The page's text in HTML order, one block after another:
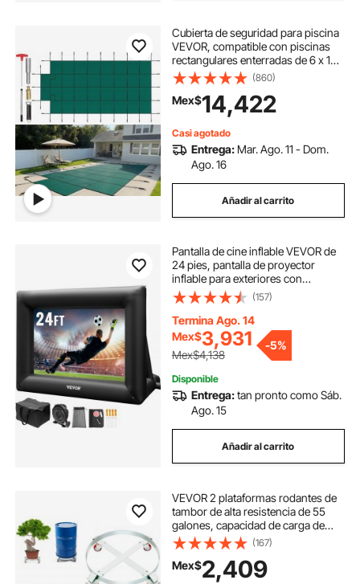
Cubierta de seguridad para piscina
VEVOR, compatible con piscinas
rectangulares enterradas de 6 x 12
m, con escalón central de 1,2 x 3 m,
malla sólida con orificios de
drenaje, cubierta de seguridad para
el invierno, color verde.
(860)
Mex$14,422
Casi agotado
Entrega: Mar. Ago. 11 - Dom.
Ago. 16
Añadir al carrito
Pantalla de cine inflable VEVOR de
24 pies, pantalla de proyector
inflable para exteriores con
soplador de aire de 360 W, pantalla
inflable de tela Oxford, pantalla
inflable para películas al aire libre,
admite proyección frontal y trasera.
(157)
Termina Ago. 14
Mex$3,931
Mex$4,138
-5%
Disponible
Entrega:tan pronto como Sáb.
Ago. 15
Añadir al carrito
VEVOR 2 plataformas rodantes de
tambor de alta resistencia de 55
galones, capacidad de carga de
1000 libras, carro de barril, carrito
de tambor, carretilla de mano sin
vuelco con marco de acero, 4 rue
(167)
Mex$2,409